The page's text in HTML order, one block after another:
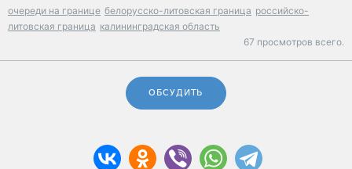
очереди на границе белорусско-литовская граница российско-
литовская граница калининградская область
67 просмотров всего.
ОБСУДИТЬ